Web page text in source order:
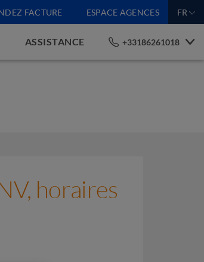
FACTURE ESPACE AGENCES FR
ASSISTANCE +33186261018
horaires